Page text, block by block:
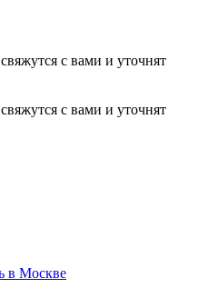
с вами и уточнят
с вами и уточнят
в Москве